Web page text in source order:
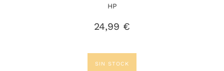
HP
Precio
24,99 €
SIN STOCK